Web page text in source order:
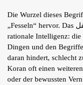
Die Wurzel dieses
„Fesseln“ hervor. Das عقل verweist somit ursprünglich auf die
rationale Intelligenz: die
Dingen und den
daran hindert, schlecht
Koran oft einen
oder der bewussten